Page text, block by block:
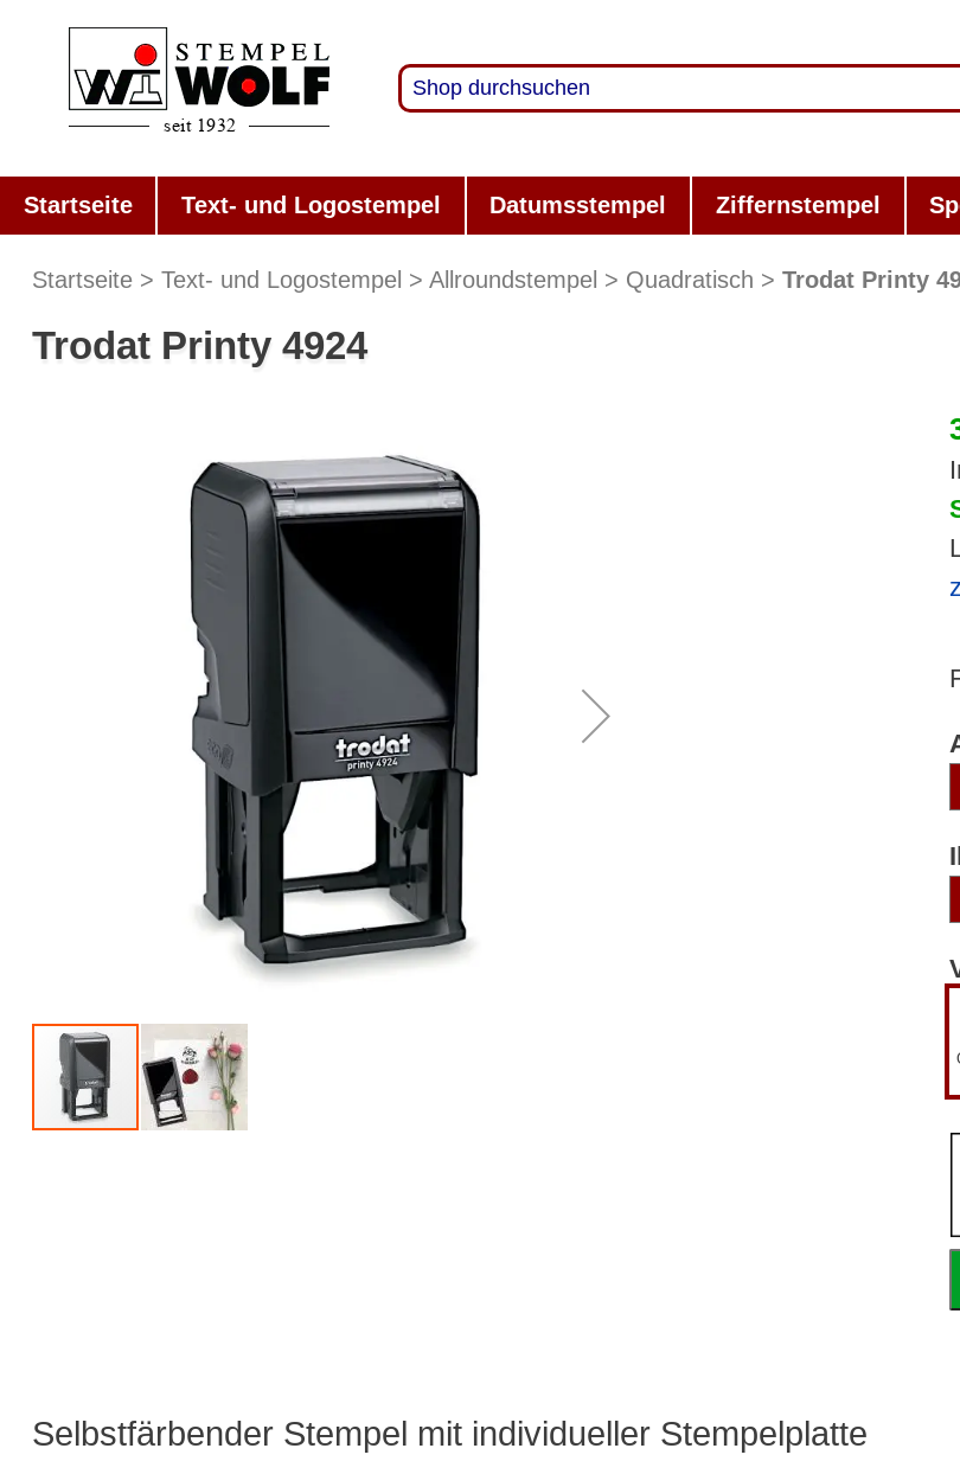
Startseite Text- und Logostempel Datumsstempel Ziffernstempel
Startseite Text- und Logostempel Allroundstempel Quadratisch Trodat Printy
Trodat Printy 4924
Selbstfärbender Stempel mit individueller Stempelplatte